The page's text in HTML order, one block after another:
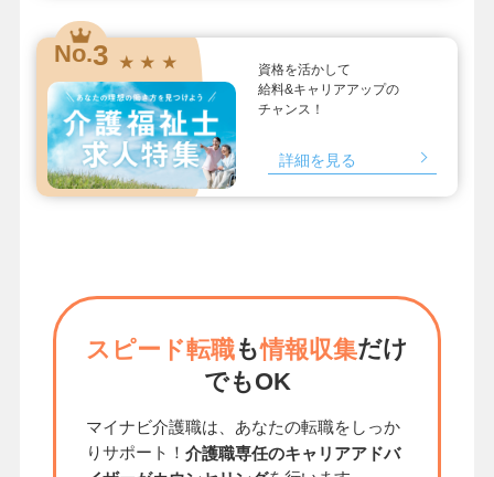
No.3 ★ ★ ★
資格を活かして
給料&キャリアアップの
チャンス！
詳細を見る
スピード転職も情報収集だけ
でもOK
マイナビ介護職は、あなたの転職をしっか
りサポート！ 介護職専任のキャリアアドバ